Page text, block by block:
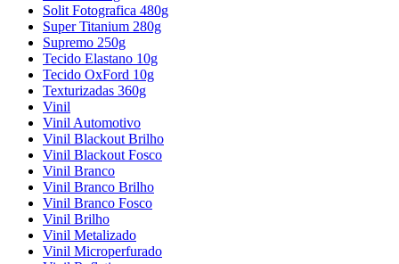
Solit Fotografica 480g
Super Titanium 280g
Supremo 250g
Tecido Elastano 10g
Tecido OxFord 10g
Texturizadas 360g
Vinil
Vinil Automotivo
Vinil Blackout Brilho
Vinil Blackout Fosco
Vinil Branco
Vinil Branco Brilho
Vinil Branco Fosco
Vinil Brilho
Vinil Metalizado
Vinil Microperfurado